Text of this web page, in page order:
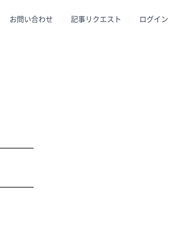
お問い合わせ 記事リクエスト ログイン